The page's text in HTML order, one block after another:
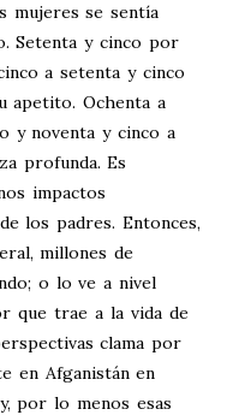
mujeres se sentía
Setenta y cinco por
a setenta y cinco
apetito. Ochenta a
y noventa y cinco a
profunda. Es
impactos
los padres. Entonces,
millones de
o lo ve a nivel
que trae a la vida de
clama por
en Afganistán en
por lo menos esas